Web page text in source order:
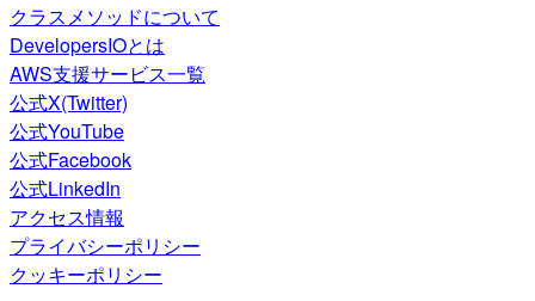
クラスメソッドについて
DevelopersIOとは
AWS支援サービス一覧
公式X(Twitter)
公式YouTube
公式Facebook
公式LinkedIn
アクセス情報
プライバシーポリシー
クッキーポリシー